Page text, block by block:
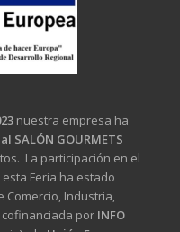
nuestra empresa ha
SALÓN GOURMETS
La participación en el
Feria ha estado
Industria,
cofinanciada por INFO